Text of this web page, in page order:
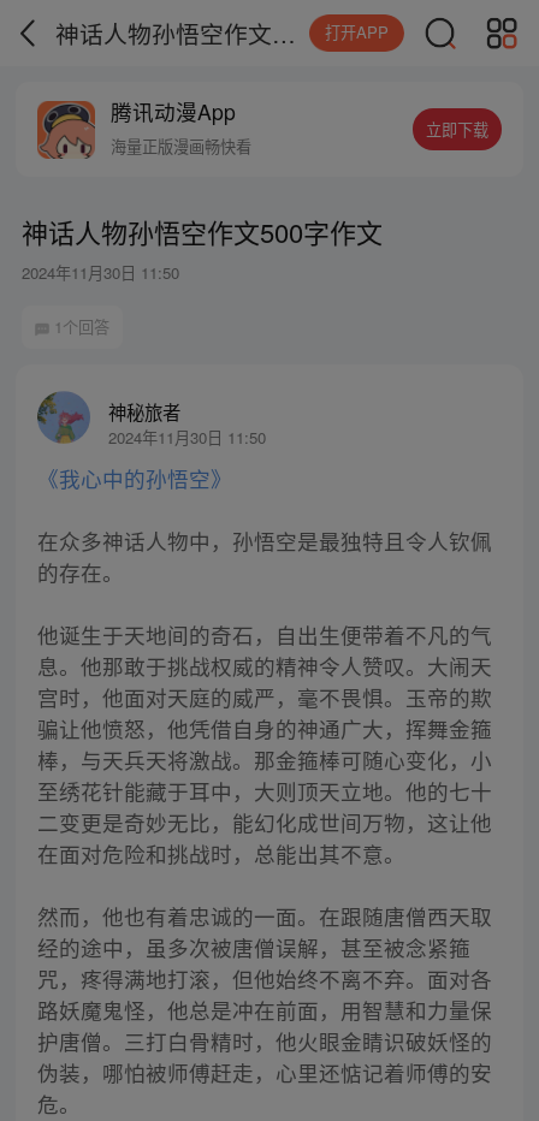
神话人物孙悟空作文500字作文 打开APP
腾讯动漫App
海量正版漫画畅快看
立即下载
神话人物孙悟空作文500字作文
2024年11月30日 11:50
1个回答
神秘旅者
2024年11月30日 11:50
《我心中的孙悟空》
在众多神话人物中，孙悟空是最独特且令人钦佩
的存在。
他诞生于天地间的奇石，自出生便带着不凡的气
息。他那敢于挑战权威的精神令人赞叹。大闹天
宫时，他面对天庭的威严，毫不畏惧。玉帝的欺
骗让他愤怒，他凭借自身的神通广大，挥舞金箍
棒，与天兵天将激战。那金箍棒可随心变化，小
至绣花针能藏于耳中，大则顶天立地。他的七十
二变更是奇妙无比，能幻化成世间万物，这让他
在面对危险和挑战时，总能出其不意。
然而，他也有着忠诚的一面。在跟随唐僧西天取
经的途中，虽多次被唐僧误解，甚至被念紧箍
咒，疼得满地打滚，但他始终不离不弃。面对各
路妖魔鬼怪，他总是冲在前面，用智慧和力量保
护唐僧。三打白骨精时，他火眼金睛识破妖怪的
伪装，哪怕被师傅赶走，心里还惦记着师傅的安
危。